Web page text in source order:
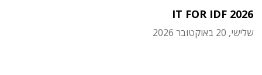
IT FOR IDF 2026
שלישי, 20 באוקטובר 2026